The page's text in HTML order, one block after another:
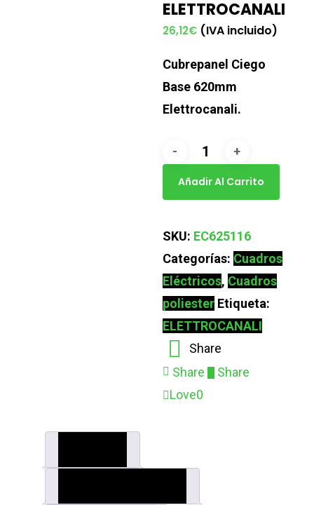
ELETTROCANALI
26,12€ (IVA incluido)
Cubrepanel Ciego
Base 620mm
Elettrocanali.
CUBREPANEL
EC625116
ELETTROCANALI
cantidad
Añadir Al Carrito
SKU: EC625116
Categorías: Cuadros
Eléctricos, Cuadros
poliester Etiqueta:
ELETTROCANALI
Share
Share
Share
Love0